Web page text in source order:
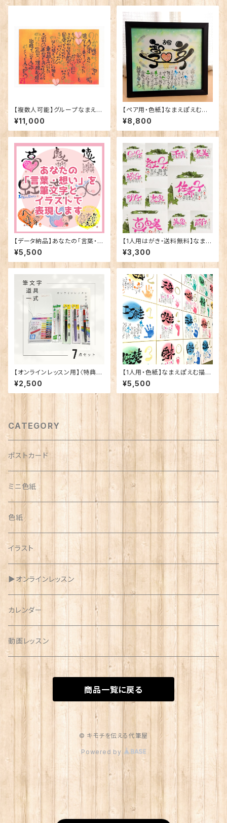
【複数人可能】グループなまえぽ
えむ
¥11,000
【ペア用・色紙】なまえぽえむ描
き下ろし
¥8,800
【データ納品】あなたの「言葉・想
い」を筆文字とイラストで表現し
ます。
¥5,500
【1人用はがき・送料無料】なまえ
ぽえむ描き下ろし
¥3,300
【オンラインレッスン用】〈特典
付・送料無料〉筆文字道具一式
¥2,500
【1人用・色紙】なまえぽえむ描き
下ろし
¥5,500
CATEGORY
ポストカード
ミニ色紙
色紙
イラスト
▶︎オンラインレッスン
カレンダー
動画レッスン
商品一覧に戻る
© キモチを伝える代筆屋
Powered by